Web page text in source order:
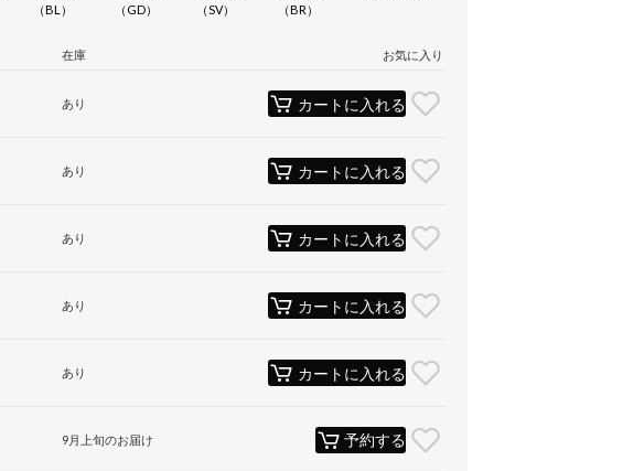
（BL）
（GD）
（SV）
（BR）
在庫 お気に入り
あり カートに入れる
あり カートに入れる
あり カートに入れる
あり カートに入れる
あり カートに入れる
9月上旬のお届け 予約する